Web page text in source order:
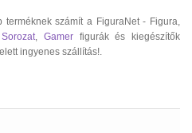
számít a FiguraNet - Figura,
Sorozat ,Gamer figurák és kiegészítők
ingyenes szállítás!.